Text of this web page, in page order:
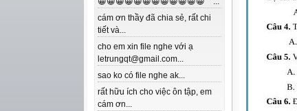
cám ơn thầy đã chia sẻ, rất chi
tiết và...
cho em xin file nghe với ạ
letrungqt@gmail.com...
sao ko có file nghe ak...
rất hữu ích cho việc ôn tập, em
cám ơn...